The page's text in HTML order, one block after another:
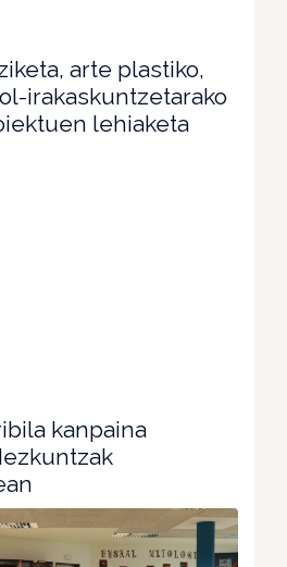
arte plastiko,
irakaskuntzetarako
lehiaketa
kanpaina